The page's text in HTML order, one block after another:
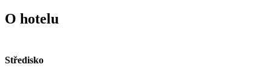
O hotelu
Středisko